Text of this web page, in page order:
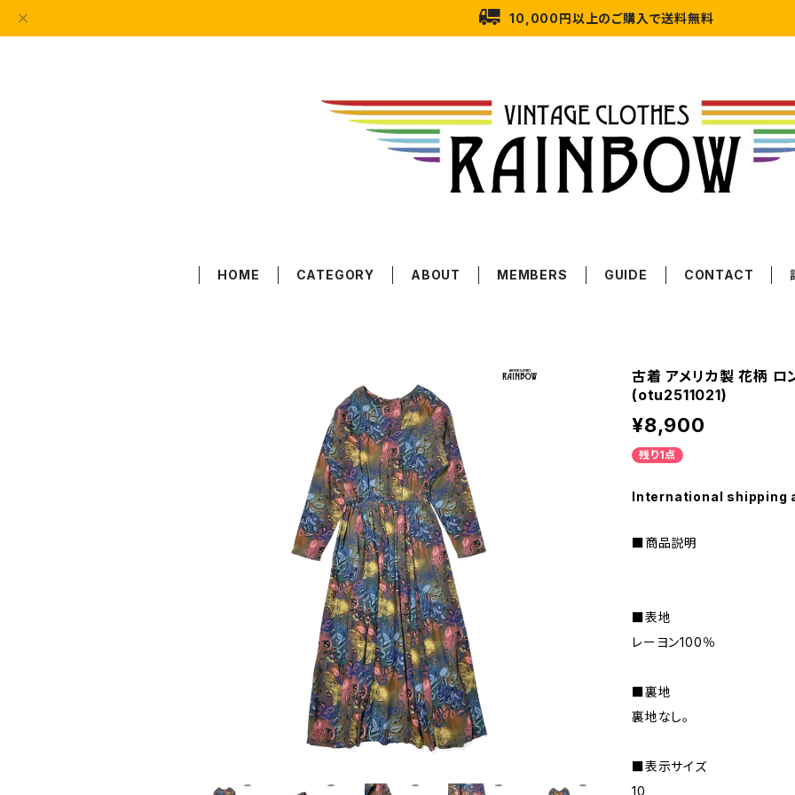
10,000円以上のご購入で送料無料
HOME CATEGORY ABOUT MEMBERS GUIDE CONTACT
古着 アメリカ製 花柄 ロ
(otu2511021)
¥8,900
残り1点
International shipping
■商品説明
■表地
レーヨン100％
■裏地
裏地なし。
■表示サイズ
10